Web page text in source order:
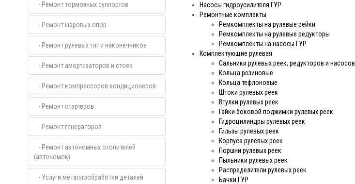
- Ремонт тормозных суппортов
- Ремонт шаровых опор
- Ремонт рулевых тяг и наконечников
- Ремонт амортизаторов и стоек
- Ремонт компрессоров кондиционеров
- Ремонт стартеров
- Ремонт генераторов
- Ремонт автономных отопителей
(автономок)
- Услуги металлообработки деталей
Насосы гидроусилителя ГУР
Ремонтные комплекты
Ремкомплекты на рулевые рейки
Ремкомплекты на рулевые редукторы
Ремкомплекты на насосы ГУР
Комплектующие рулевая
Сальники рулевых реек, редукторов и насосов
Кольца резиновые
Кольца тефлоновые
Штоки рулевых реек
Втулки рулевых реек
Гайки боковой поджимки рулевых реек
Гидроцилиндры рулевых реек
Гильзы рулевых реек
Корпуса рулевых реек
Поршни рулевых реек
Пыльники рулевых реек
Распределители рулевых реек
Бачки ГУР